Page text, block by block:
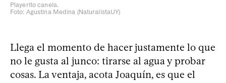
Playerito canela.
Foto: Agustina Medina (NaturalistaUY)
Llega el momento de hacer justamente lo que
no le gusta al junco: tirarse al agua y probar
cosas. La ventaja, acota Joaquín, es que el